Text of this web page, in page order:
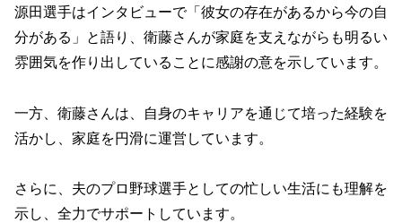
源田選手はインタビューで「彼女の存在があるから今の自
分がある」と語り、衛藤さんが家庭を支えながらも明るい
雰囲気を作り出していることに感謝の意を示しています。
一方、衛藤さんは、自身のキャリアを通じて培った経験を
活かし、家庭を円滑に運営しています。
さらに、夫のプロ野球選手としての忙しい生活にも理解を
示し、全力でサポートしています。